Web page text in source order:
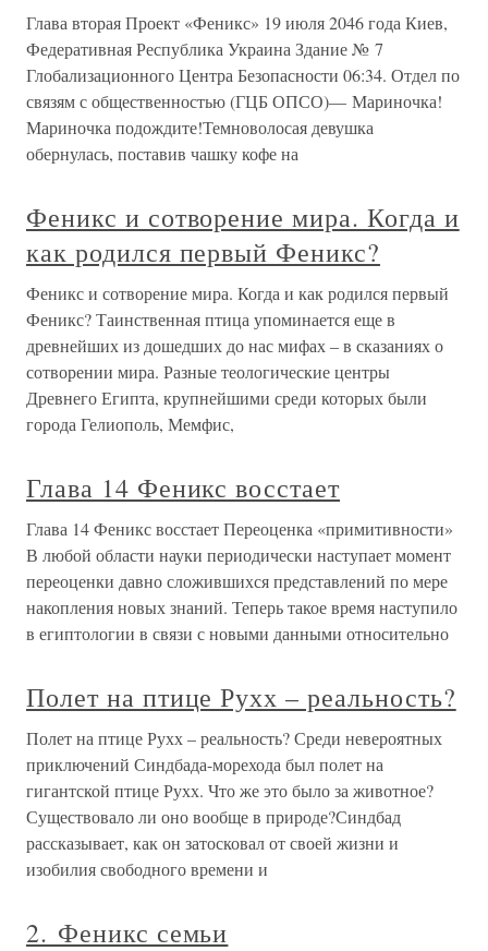
Глава вторая Проект «Феникс» 19 июля 2046 года Киев,
Федеративная Республика Украина Здание № 7
Глобализационного Центра Безопасности 06:34. Отдел по
связям с общественностью (ГЦБ ОПСО)— Мариночка!
Мариночка подождите!Темноволосая девушка
обернулась, поставив чашку кофе на
Феникс и сотворение мира. Когда и
как родился первый Феникс?
Феникс и сотворение мира. Когда и как родился первый
Феникс? Таинственная птица упоминается еще в
древнейших из дошедших до нас мифах – в сказаниях о
сотворении мира. Разные теологические центры
Древнего Египта, крупнейшими среди которых были
города Гелиополь, Мемфис,
Глава 14 Феникс восстает
Глава 14 Феникс восстает Переоценка «примитивности»
В любой области науки периодически наступает момент
переоценки давно сложившихся представлений по мере
накопления новых знаний. Теперь такое время наступило
в египтологии в связи с новыми данными относительно
Полет на птице Рухх – реальность?
Полет на птице Рухх – реальность? Среди невероятных
приключений Синдбада-морехода был полет на
гигантской птице Рухх. Что же это было за животное?
Существовало ли оно вообще в природе?Синдбад
рассказывает, как он затосковал от своей жизни и
изобилия свободного времени и
2. Феникс семьи